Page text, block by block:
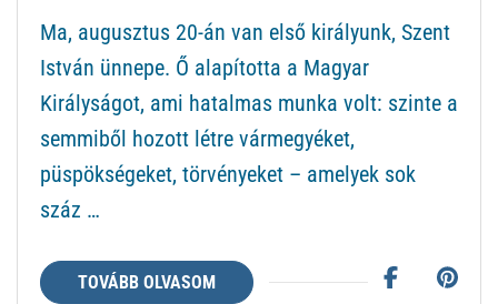
Ma, augusztus 20-án van első királyunk, Szent
István ünnepe. Ő alapította a Magyar
Királyságot, ami hatalmas munka volt: szinte a
semmiből hozott létre vármegyéket,
püspökségeket, törvényeket – amelyek sok
száz …
TOVÁBB OLVASOM